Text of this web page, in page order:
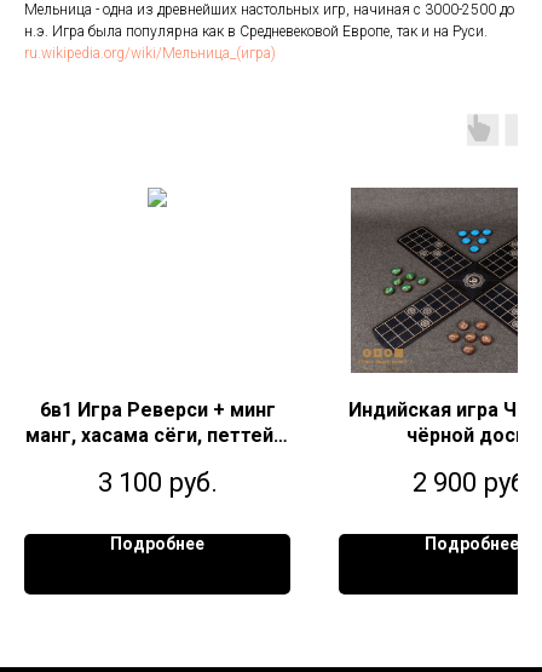
Мельница - одна из древнейших настольных игр, начиная с 3000-2500 до
н.э. Игра была популярна как в Средневековой Европе, так и на Руси.
ru.wikipedia.org/wiki/Мельница_(игра)
6в1 Игра Реверси + минг
манг, хасама сёги, петтейя,
доске
3 100 руб.
Подробнее
Индийская игра
чёрной доске
2 900 руб.
Подробнее